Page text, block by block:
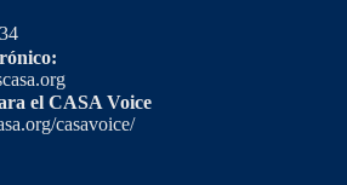
el CASA Voice
casavoice/